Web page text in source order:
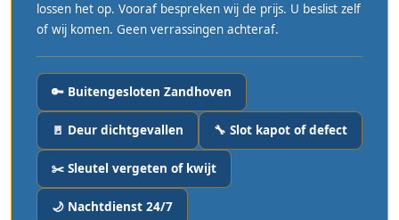
lossen het op. Vooraf bespreken wij de prijs. U beslist zelf
of wij komen. Geen verrassingen achteraf.
🔑 Buitengesloten Zandhoven
🚪 Deur dichtgevallen 🔧 Slot kapot of defect
✂️ Sleutel vergeten of kwijt
🌙 Nachtdienst 24/7